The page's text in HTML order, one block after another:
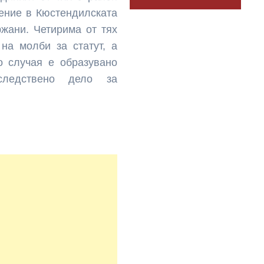
в Кюстендилската
Четирима от тях
молби за статут, а
случая е образувано
дело за